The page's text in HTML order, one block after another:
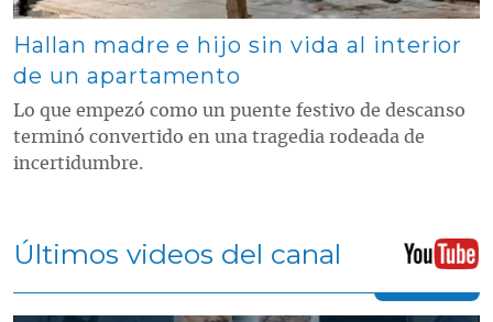
Hallan madre e hijo sin vida al interior
de un apartamento
Lo que empezó como un puente festivo de descanso
terminó convertido en una tragedia rodeada de
incertidumbre.
Últimos videos del canal